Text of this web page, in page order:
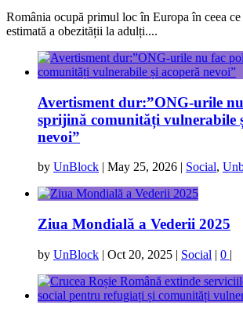
România ocupă primul loc în Europa în ceea
estimată a obezității la adulți....
Avertisment dur:”ONG-urile
sprijină comunități vulnerabile
nevoi”
by UnBlock May 25, 2026 Social,
Ziua Mondială a Vederii 2025
by UnBlock | Oct 20, 2025 | Social | 0 |